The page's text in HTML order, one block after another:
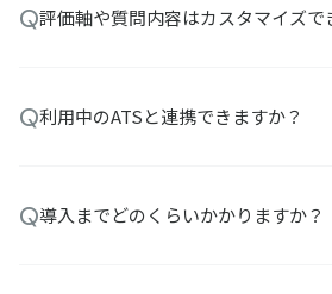
Q評価軸や質問内容はカスタマイズで
Q利用中のATSと連携できますか？
Q導入までどのくらいかかりますか？